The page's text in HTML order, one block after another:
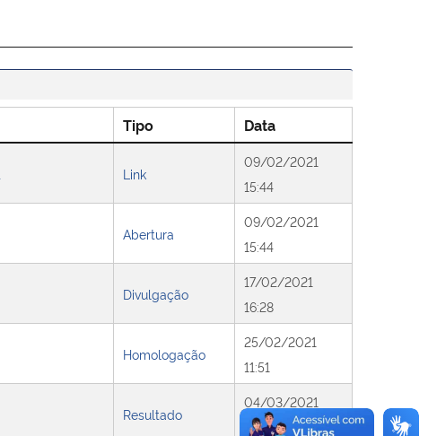
Tipo Data
Link
09/02/2021
15:44
Abertura
09/02/2021
15:44
Divulgação
17/02/2021
16:28
Homologação
25/02/2021
11:51
Resultado
04/03/2021
17:22